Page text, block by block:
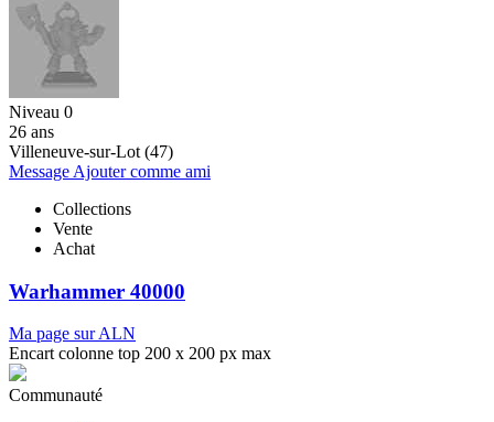
Niveau 0
26 ans
Villeneuve-sur-Lot (47)
Message Ajouter comme ami
Collections
Vente
Achat
Warhammer 40000
Ma page sur ALN
Encart colonne top 200 x 200 px max
Communauté